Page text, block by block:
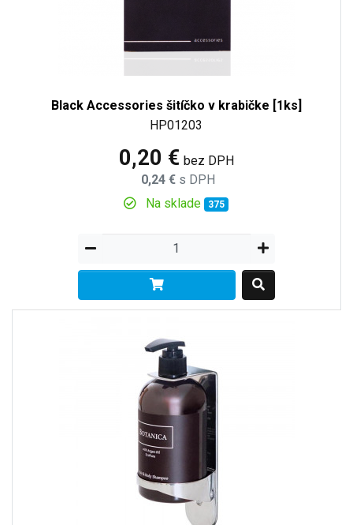
Black Accessories šitíčko v krabičke [1ks]
HP01203
0,20 € bez DPH
0,24 € s DPH
Na sklade 375